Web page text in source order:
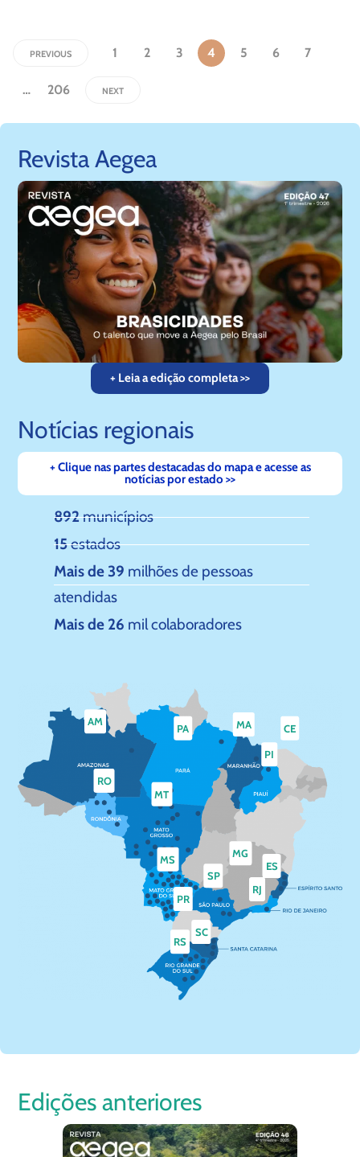
PREVIOUS 1 2 3 4 5 6 7
… 206 NEXT
Revista Aegea
+ Leia a edição completa >>
Notícias regionais
+ Clique nas partes destacadas do mapa e acesse as
notícias por estado >>
892municípios
15estados
Mais de 39 milhões de pessoas
atendidas
Mais de 26 mil colaboradores
MT
RO
AM
PA MA
PI
CE
MS
SP
SC
RS
ES
RJ
MG
PR
Edições anteriores